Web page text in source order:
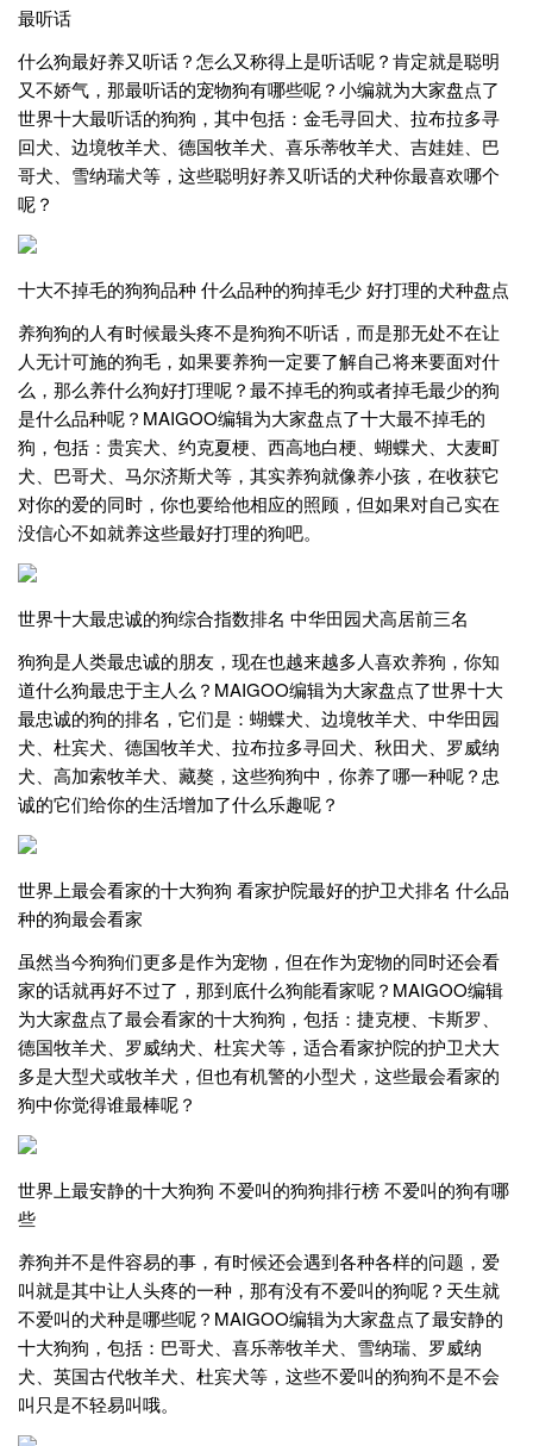
最听话
什么狗最好养又听话？怎么又称得上是听话呢？肯定就是聪明
又不娇气，那最听话的宠物狗有哪些呢？小编就为大家盘点了
世界十大最听话的狗狗，其中包括：金毛寻回犬、拉布拉多寻
回犬、边境牧羊犬、德国牧羊犬、喜乐蒂牧羊犬、吉娃娃、巴
哥犬、雪纳瑞犬等，这些聪明好养又听话的犬种你最喜欢哪个
呢？
十大不掉毛的狗狗品种 什么品种的狗掉毛少 好打理的犬种盘点
养狗狗的人有时候最头疼不是狗狗不听话，而是那无处不在让
人无计可施的狗毛，如果要养狗一定要了解自己将来要面对什
么，那么养什么狗好打理呢？最不掉毛的狗或者掉毛最少的狗
是什么品种呢？MAIGOO编辑为大家盘点了十大最不掉毛的
狗，包括：贵宾犬、约克夏梗、西高地白梗、蝴蝶犬、大麦町
犬、巴哥犬、马尔济斯犬等，其实养狗就像养小孩，在收获它
对你的爱的同时，你也要给他相应的照顾，但如果对自己实在
没信心不如就养这些最好打理的狗吧。
世界十大最忠诚的狗综合指数排名 中华田园犬高居前三名
狗狗是人类最忠诚的朋友，现在也越来越多人喜欢养狗，你知
道什么狗最忠于主人么？MAIGOO编辑为大家盘点了世界十大
最忠诚的狗的排名，它们是：蝴蝶犬、边境牧羊犬、中华田园
犬、杜宾犬、德国牧羊犬、拉布拉多寻回犬、秋田犬、罗威纳
犬、高加索牧羊犬、藏獒，这些狗狗中，你养了哪一种呢？忠
诚的它们给你的生活增加了什么乐趣呢？
世界上最会看家的十大狗狗 看家护院最好的护卫犬排名 什么品
种的狗最会看家
虽然当今狗狗们更多是作为宠物，但在作为宠物的同时还会看
家的话就再好不过了，那到底什么狗能看家呢？MAIGOO编辑
为大家盘点了最会看家的十大狗狗，包括：捷克梗、卡斯罗、
德国牧羊犬、罗威纳犬、杜宾犬等，适合看家护院的护卫犬大
多是大型犬或牧羊犬，但也有机警的小型犬，这些最会看家的
狗中你觉得谁最棒呢？
世界上最安静的十大狗狗 不爱叫的狗狗排行榜 不爱叫的狗有哪
些
养狗并不是件容易的事，有时候还会遇到各种各样的问题，爱
叫就是其中让人头疼的一种，那有没有不爱叫的狗呢？天生就
不爱叫的犬种是哪些呢？MAIGOO编辑为大家盘点了最安静的
十大狗狗，包括：巴哥犬、喜乐蒂牧羊犬、雪纳瑞、罗威纳
犬、英国古代牧羊犬、杜宾犬等，这些不爱叫的狗狗不是不会
叫只是不轻易叫哦。